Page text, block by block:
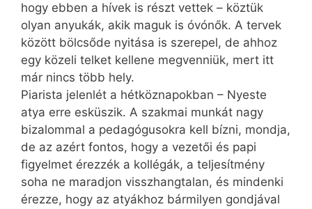
hogy ebben a hívek is részt vettek – köztük
olyan anyukák, akik maguk is óvónők. A tervek
között böl­csőde nyitása is szerepel, de ahhoz
egy közeli telket kellene megvenniük, mert itt
már nincs több hely.
Piarista jelenlét a hétköznapokban – Nyeste
atya erre esküszik. A szakmai munkát nagy
bizalommal a pedagógusokra kell bízni, mondja,
de az azért fontos, hogy a vezetői és papi
figyelmet érezzék a kollégák, a teljesítmény
soha ne maradjon visszhangtalan, és mindenki
érezze, hogy az atyákhoz bármilyen gondjával